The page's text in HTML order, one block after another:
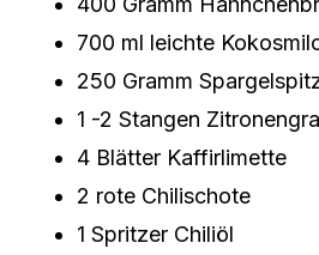
700 ml leichte
250 Gramm
1 -2 Stangen
4 Blätter Kaffirlimette
2 rote Chilischote
1 Spritzer Chiliöl